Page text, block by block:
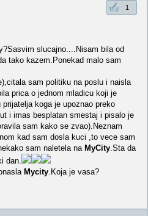
1
slucajno....Nisam bila od
tako kazem.Ponekad malo sam
sam politiku na poslu i naisla
prica o jednom mladicu koji je
koga je upoznao preko
i imas besplatan smestaj i pisalo je
sam kako se zvao).Neznam
kad sam dosla kuci ,to vece sam
sam naletela na MyCity.Sta da
dan.
Mycity.Koja je vasa?